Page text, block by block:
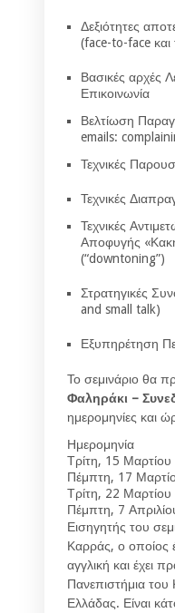
Δεξιότητες
(face-to-face και
Βασικές αρχές
Επικοινωνία
Βελτίωση
emails:
Τεχνικές
Τεχνικές
Τεχνικές
Αποφυγής
(“downtoning”)
Στρατηγικές
and small talk)
Εξυπηρέτηση
Το σεμινάριο θα
Φαληράκι –
ημερομηνίες και
Ημερομηνία
Τρίτη, 15
Πέμπτη, 17
Τρίτη, 22
Πέμπτη, 7
Εισηγητής του
Καρράς, ο οποίος
αγγλική και έχει
Πανεπιστήμια του
Ελλάδας. Είναι